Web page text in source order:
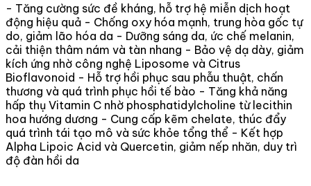
- Tăng cường sức đề kháng, hỗ trợ hệ miễn dịch hoạt
động hiệu quả - Chống oxy hóa mạnh, trung hòa gốc tự
do, giảm lão hóa da - Dưỡng sáng da, ức chế melanin,
cải thiện thâm nám và tàn nhang - Bảo vệ dạ dày, giảm
kích ứng nhờ công nghệ Liposome và Citrus
Bioflavonoid - Hỗ trợ hồi phục sau phẫu thuật, chấn
thương và quá trình phục hồi tế bào - Tăng khả năng
hấp thụ Vitamin C nhờ phosphatidylcholine từ lecithin
hoa hướng dương - Cung cấp kẽm chelate, thúc đẩy
quá trình tái tạo mô và sức khỏe tổng thể - Kết hợp
Alpha Lipoic Acid và Quercetin, giảm nếp nhăn, duy trì
độ đàn hồi da